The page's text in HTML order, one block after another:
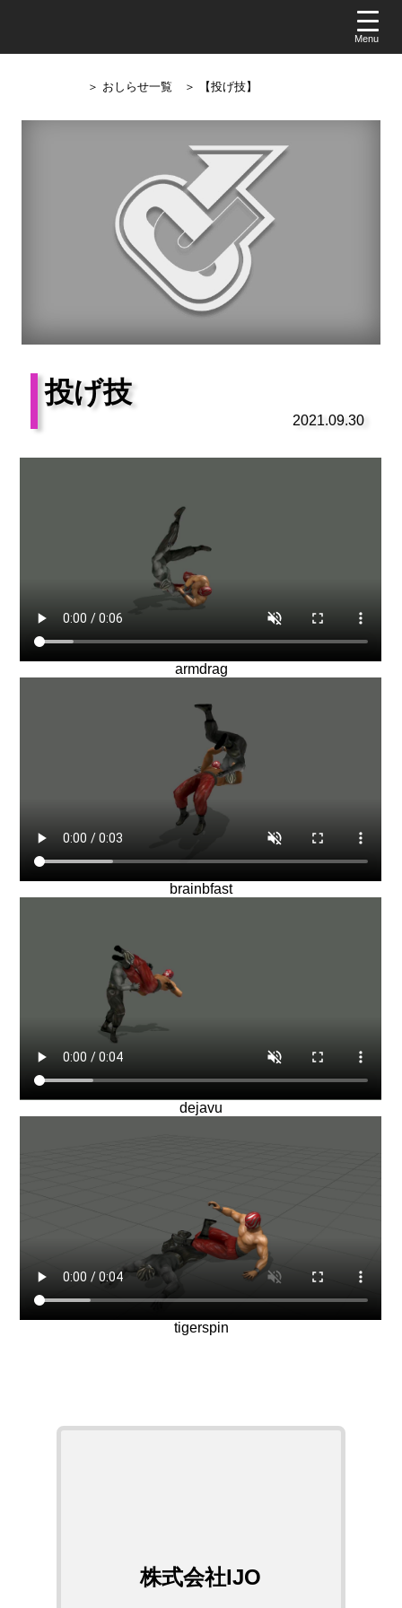
＞ おしらせ一覧 ＞ 【投げ技】
投げ技
2021.09.30
armdrag
brainbfast
dejavu
tigerspin
株式会社IJO